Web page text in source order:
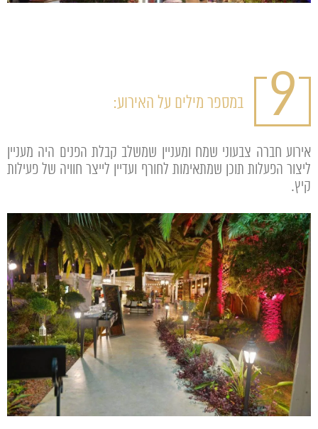
9 במספר מילים על האירוע:
אירוע חברה צבעוני שמח ומעניין שמשלב קבלת הפנים היה מעניין
ליצור הפעלות תוכן שמתאימות לחורף ועדיין לייצר חוויה של פעילות
קיץ.